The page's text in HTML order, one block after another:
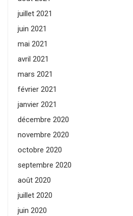
juillet 2021
juin 2021
mai 2021
avril 2021
mars 2021
février 2021
janvier 2021
décembre 2020
novembre 2020
octobre 2020
septembre 2020
août 2020
juillet 2020
juin 2020